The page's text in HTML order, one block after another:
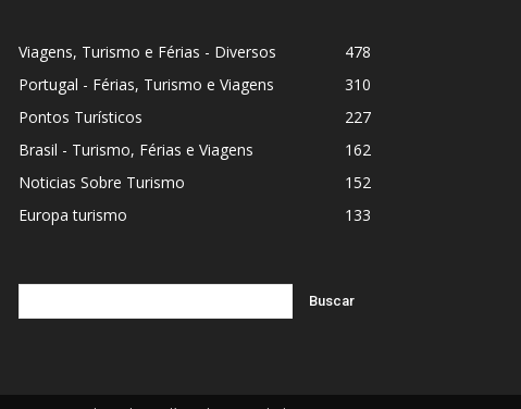
Viagens, Turismo e Férias - Diversos
478
Portugal - Férias, Turismo e Viagens
310
Pontos Turísticos
227
Brasil - Turismo, Férias e Viagens
162
Noticias Sobre Turismo
152
Europa turismo
133